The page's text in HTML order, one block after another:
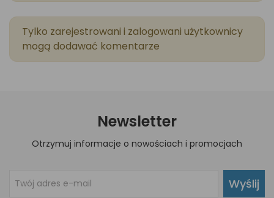
Tylko zarejestrowani i zalogowani użytkownicy
mogą dodawać komentarze
Newsletter
Otrzymuj informacje o nowościach i promocjach
Wyślij